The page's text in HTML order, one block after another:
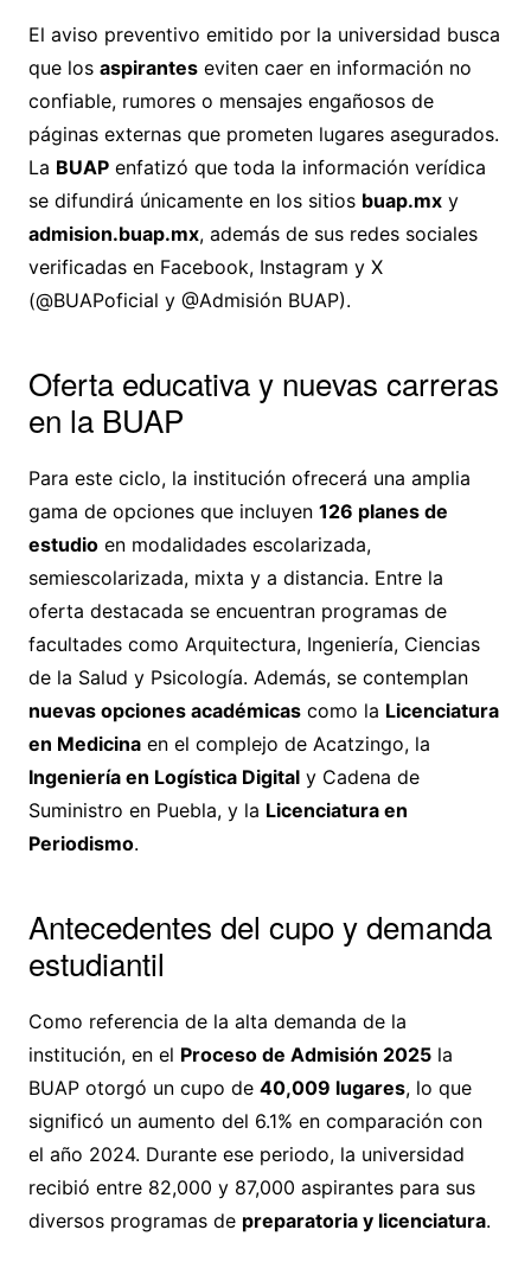
El aviso preventivo emitido por la universidad busca
que los aspiranteseviten caer en información no
confiable, rumores o mensajes engañosos de
páginas externas que prometen lugares asegurados.
La BUAPenfatizó que toda la información verídica
se difundirá únicamente en los sitios buap.mxy
admision.buap.mx, además de sus redes sociales
verificadas en Facebook, Instagram y X
(@BUAPoficial y @Admisión BUAP).
Oferta educativa y nuevas carreras
en la BUAP
Para este ciclo, la institución ofrecerá una amplia
gama de opciones que incluyen 126 planes de
estudioen modalidades escolarizada,
semiescolarizada, mixta y a distancia. Entre la
oferta destacada se encuentran programas de
facultades como Arquitectura, Ingeniería, Ciencias
de la Salud y Psicología. Además, se contemplan
nuevas opciones académicascomo la Licenciatura
en Medicinaen el complejo de Acatzingo, la
Ingeniería en Logística Digitaly Cadena de
Suministro en Puebla, y la Licenciatura en
Periodismo.
Antecedentes del cupo y demanda
estudiantil
Como referencia de la alta demanda de la
institución, en el Proceso de Admisión 2025la
BUAP otorgó un cupo de 40,009 lugares, lo que
significó un aumento del 6.1% en comparación con
el año 2024. Durante ese periodo, la universidad
recibió entre 82,000 y 87,000 aspirantes para sus
diversos programas de preparatoria y licenciatura.